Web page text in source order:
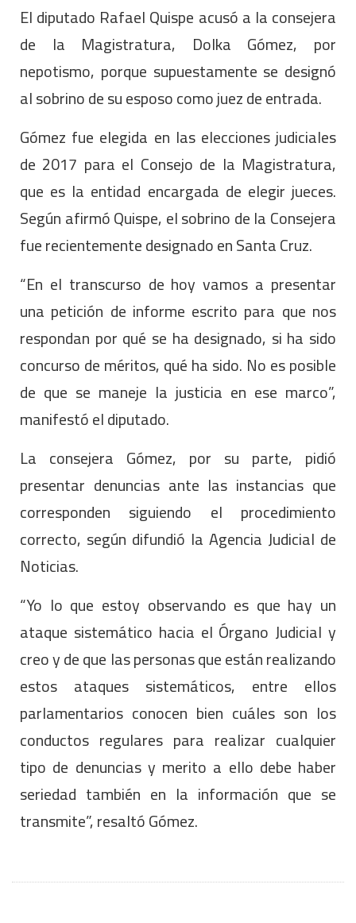
El diputado Rafael Quispe acusó a la consejera
de la Magistratura, Dolka Gómez, por
nepotismo, porque supuestamente se designó
al sobrino de su esposo como juez de entrada.
Gómez fue elegida en las elecciones judiciales
de 2017 para el Consejo de la Magistratura,
que es la entidad encargada de elegir jueces.
Según afirmó Quispe, el sobrino de la Consejera
fue recientemente designado en Santa Cruz.
“En el transcurso de hoy vamos a presentar
una petición de informe escrito para que nos
respondan por qué se ha designado, si ha sido
concurso de méritos, qué ha sido. No es posible
de que se maneje la justicia en ese marco”,
manifestó el diputado.
La consejera Gómez, por su parte, pidió
presentar denuncias ante las instancias que
corresponden siguiendo el procedimiento
correcto, según difundió la Agencia Judicial de
Noticias.
“Yo lo que estoy observando es que hay un
ataque sistemático hacia el Órgano Judicial y
creo y de que las personas que están realizando
estos ataques sistemáticos, entre ellos
parlamentarios conocen bien cuáles son los
conductos regulares para realizar cualquier
tipo de denuncias y merito a ello debe haber
seriedad también en la información que se
transmite”, resaltó Gómez.